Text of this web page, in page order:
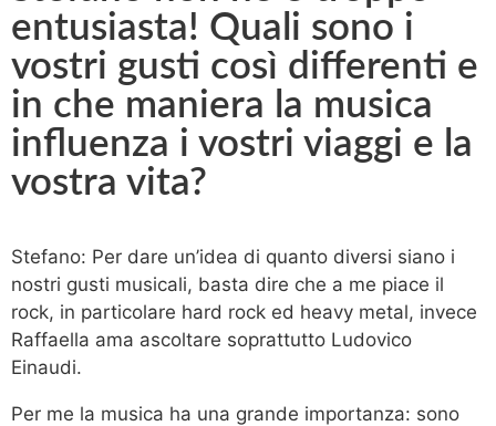
entusiasta! Quali sono i
vostri gusti così differenti e
in che maniera la musica
influenza i vostri viaggi e la
vostra vita?
Stefano: Per dare un’idea di quanto diversi siano i
nostri gusti musicali, basta dire che a me piace il
rock, in particolare hard rock ed heavy metal, invece
Raffaella ama ascoltare soprattutto Ludovico
Einaudi.
Per me la musica ha una grande importanza: sono